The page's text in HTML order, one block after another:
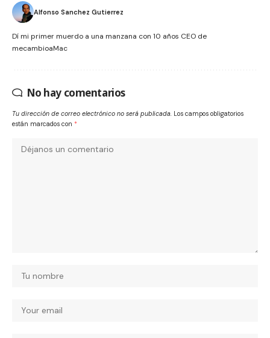
Alfonso Sanchez Gutierrez
Dí mi primer muerdo a una manzana con 10 años CEO de
mecambioaMac
No hay comentarios
Tu dirección de correo electrónico no será publicada. Los campos obligatorios
están marcados con *